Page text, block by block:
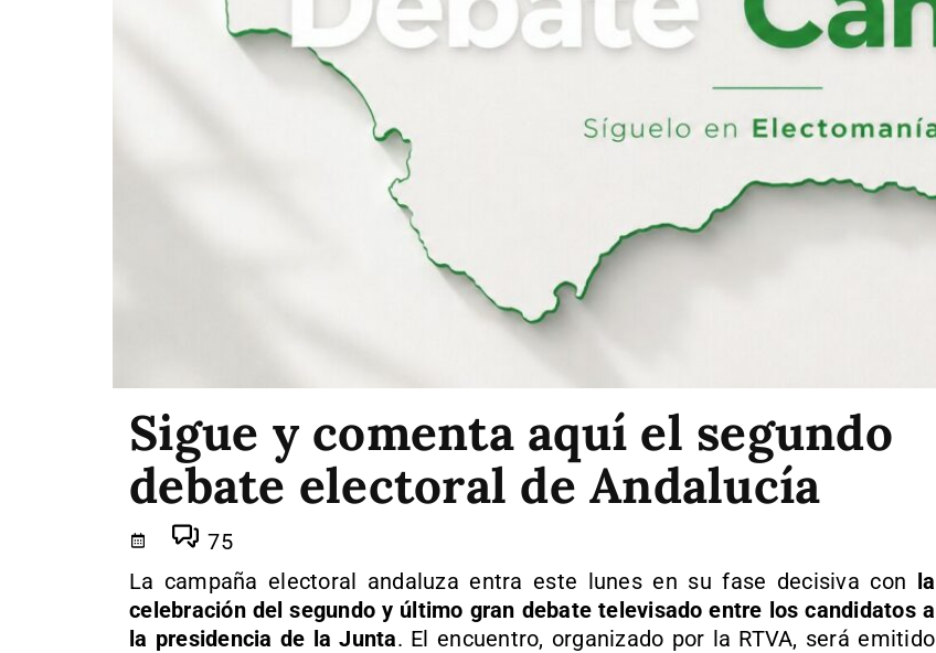
Sigue y comenta aquí el segundo
debate electoral de Andalucía
75
La campaña electoral andaluza entra este lunes en su fase decisiva con la
celebración del segundo y último gran debate televisado entre los candidatos a
la presidencia de la Junta. El encuentro, organizado por la RTVA, será emitido